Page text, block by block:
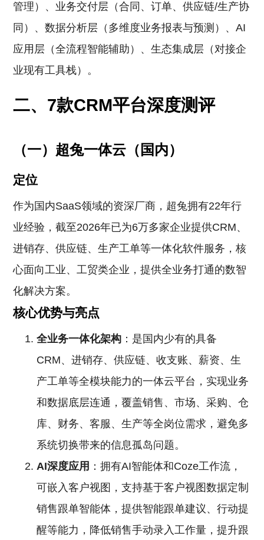
管理）、业务交付层（合同、订单、供应链/生产协
同）、数据分析层（多维度业务报表与预测）、AI
应用层（全流程智能辅助）、生态集成层（对接企
业现有工具栈）。
二、7款CRM平台深度测评
（一）超兔一体云（国内）
定位
作为国内SaaS领域的资深厂商，超兔拥有22年行
业经验，截至2026年已为6万多家企业提供CRM、
进销存、供应链、生产工单等一体化软件服务，核
心面向工业、工贸类企业，提供全业务打通的数智
化解决方案。
核心优势与亮点
全业务一体化架构 ：是国内少有的具备
CRM、进销存、供应链、收支账、薪资、生
产工单等全模块能力的一体云平台，实现业务
和数据底层连通，覆盖销售、市场、采购、仓
库、财务、客服、生产等全岗位需求，避免多
系统切换带来的信息孤岛问题。
AI深度应用 ：拥有AI智能体和Coze工作流，
可嵌入客户视图，支持基于客户视图数据定制
销售跟单智能体，提供智能跟单建议、行动提
醒等能力，降低销售手动录入工作量，提升跟